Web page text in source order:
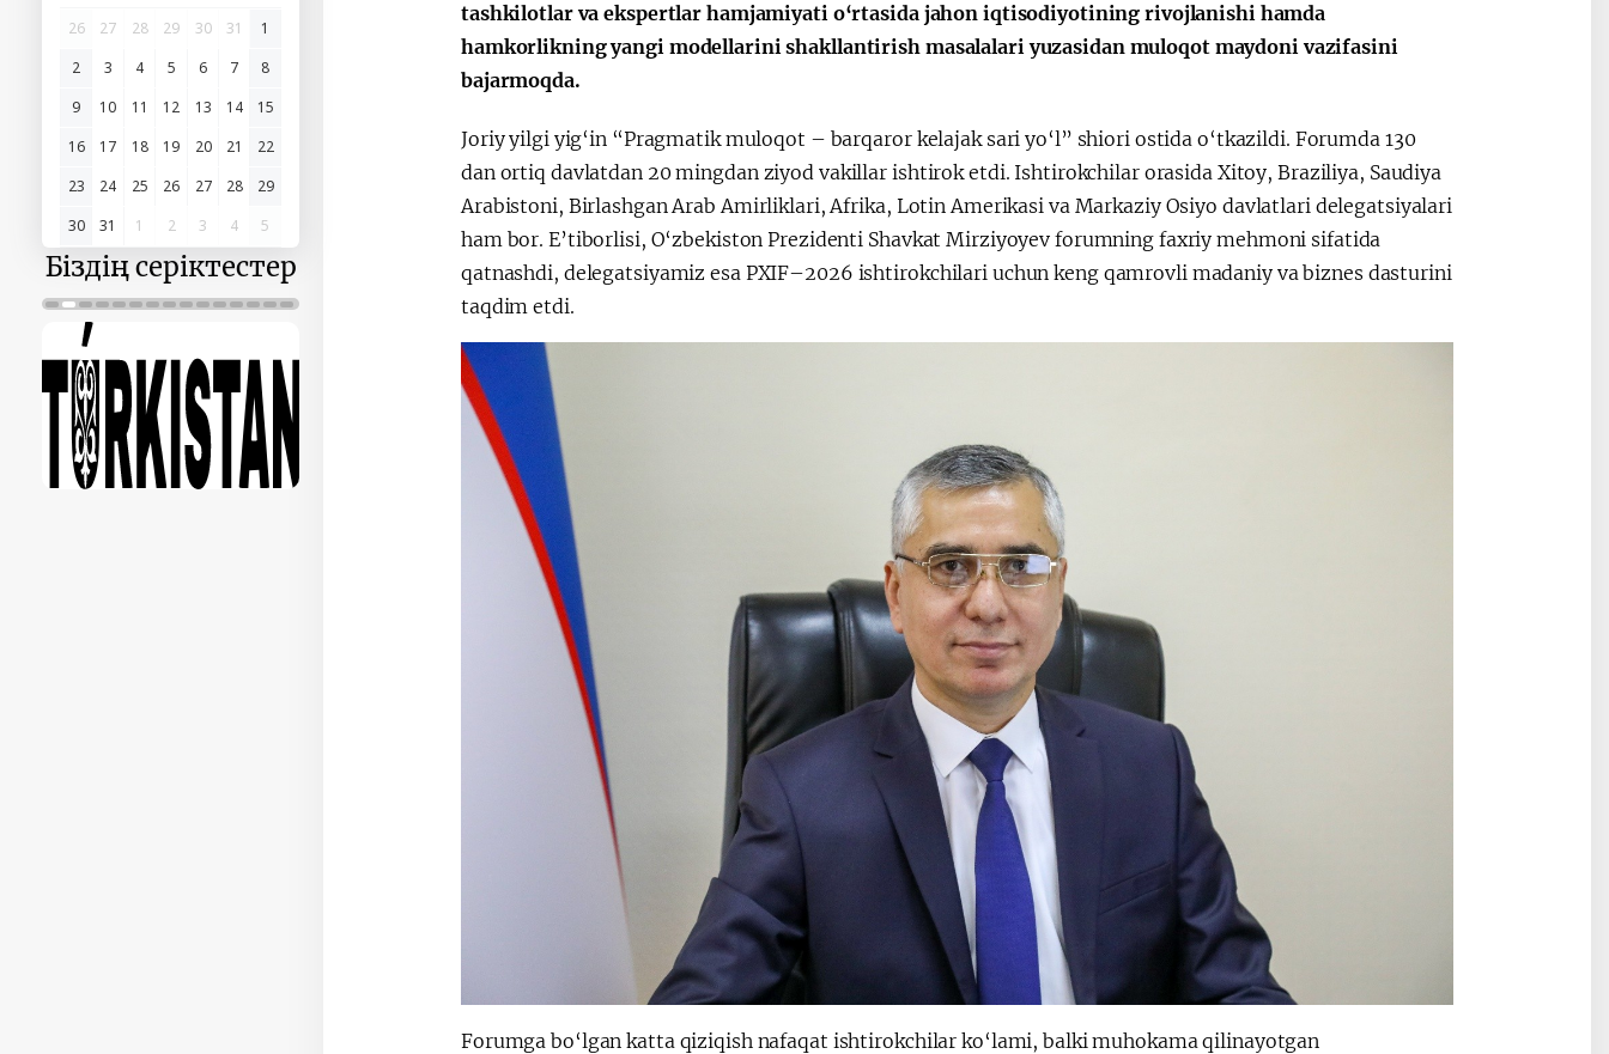
26
27 28 29 30 31
1
2
3 4 5 6 7
8
9
10 11 12 13 14
15
16
17 18 19 20 21
22
23
24 25 26 27 28
29
30
31 1 2 3 4 5
Біздің серіктестер
tashkilotlar va ekspertlar hamjamiyati o‘rtasida jahon iqtisodiyotining rivojlanishi hamda
hamkorlikning yangi modellarini shakllantirish masalalari yuzasidan muloqot maydoni vazifasini
bajarmoqda.
Joriy yilgi yig‘in “Pragmatik muloqot – barqaror kelajak sari yo‘l” shiori ostida o‘tkazildi. Forumda 130
dan ortiq davlatdan 20 mingdan ziyod vakillar ishtirok etdi. Ishtirokchilar orasida Xitoy, Braziliya, Saudiya
Arabistoni, Birlashgan Arab Amirliklari, Afrika, Lotin Amerikasi va Markaziy Osiyo davlatlari delegatsiyalari
ham bor. E’tiborlisi, O‘zbekiston Prezidenti Shavkat Mirziyoyev forumning faxriy mehmoni sifatida
qatnashdi, delegatsiyamiz esa PXIF–2026 ishtirokchilari uchun keng qamrovli madaniy va biznes dasturini
taqdim etdi.
Forumga bo‘lgan katta qiziqish nafaqat ishtirokchilar ko‘lami, balki muhokama qilinayotgan